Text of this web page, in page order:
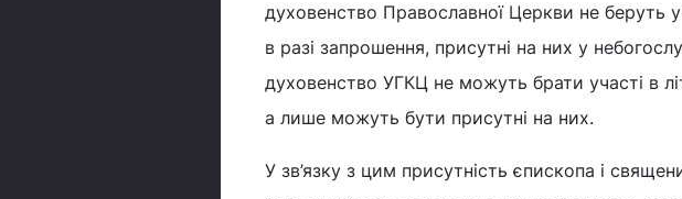
духовенство Православної Церкви не беруть
в разі запрошення, присутні на них у
духовенство УГКЦ не можуть брати участі в
а лише можуть бути присутні на них.
У зв’язку з цим присутність єпископа і